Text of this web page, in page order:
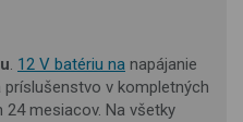
. 12 V batériu na napájanie
príslušenstvo v kompletných
24 mesiacov. Na všetky